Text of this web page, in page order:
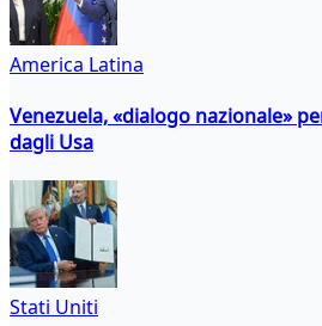
America Latina
Venezuela, «dialogo nazionale»
dagli Usa
Stati Uniti